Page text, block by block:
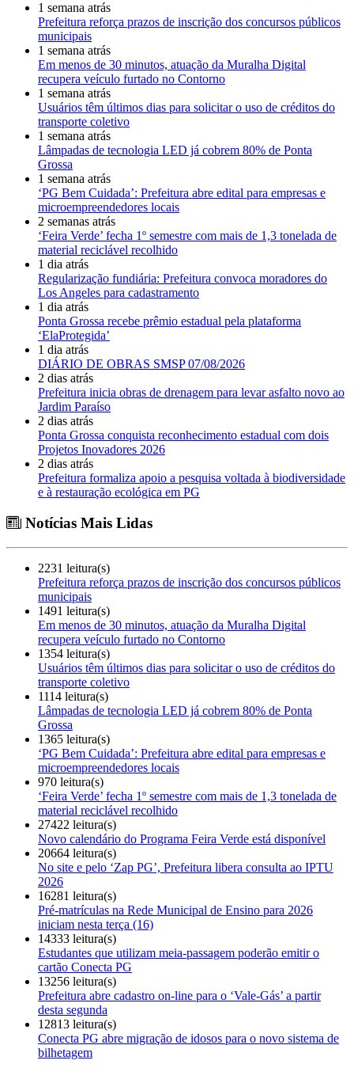
1 semana atrás
Prefeitura reforça prazos de inscrição dos concursos públicos
municipais
1 semana atrás
Em menos de 30 minutos, atuação da Muralha Digital
recupera veículo furtado no Contorno
1 semana atrás
Usuários têm últimos dias para solicitar o uso de créditos do
transporte coletivo
1 semana atrás
Lâmpadas de tecnologia LED já cobrem 80% de Ponta
Grossa
1 semana atrás
‘PG Bem Cuidada’: Prefeitura abre edital para empresas e
microempreendedores locais
2 semanas atrás
‘Feira Verde’ fecha 1º semestre com mais de 1,3 tonelada de
material reciclável recolhido
1 dia atrás
Regularização fundiária: Prefeitura convoca moradores do
Los Angeles para cadastramento
1 dia atrás
Ponta Grossa recebe prêmio estadual pela plataforma
‘ElaProtegida’
1 dia atrás
DIÁRIO DE OBRAS SMSP 07/08/2026
2 dias atrás
Prefeitura inicia obras de drenagem para levar asfalto novo ao
Jardim Paraíso
2 dias atrás
Ponta Grossa conquista reconhecimento estadual com dois
Projetos Inovadores 2026
2 dias atrás
Prefeitura formaliza apoio a pesquisa voltada à biodiversidade
e à restauração ecológica em PG
Notícias Mais Lidas
2231 leitura(s)
Prefeitura reforça prazos de inscrição dos concursos públicos
municipais
1491 leitura(s)
Em menos de 30 minutos, atuação da Muralha Digital
recupera veículo furtado no Contorno
1354 leitura(s)
Usuários têm últimos dias para solicitar o uso de créditos do
transporte coletivo
1114 leitura(s)
Lâmpadas de tecnologia LED já cobrem 80% de Ponta
Grossa
1365 leitura(s)
‘PG Bem Cuidada’: Prefeitura abre edital para empresas e
microempreendedores locais
970 leitura(s)
‘Feira Verde’ fecha 1º semestre com mais de 1,3 tonelada de
material reciclável recolhido
27422 leitura(s)
Novo calendário do Programa Feira Verde está disponível
20664 leitura(s)
No site e pelo ‘Zap PG’, Prefeitura libera consulta ao IPTU
2026
16281 leitura(s)
Pré-matrículas na Rede Municipal de Ensino para 2026
iniciam nesta terça (16)
14333 leitura(s)
Estudantes que utilizam meia-passagem poderão emitir o
cartão Conecta PG
13256 leitura(s)
Prefeitura abre cadastro on-line para o ‘Vale-Gás’ a partir
desta segunda
12813 leitura(s)
Conecta PG abre migração de idosos para o novo sistema de
bilhetagem